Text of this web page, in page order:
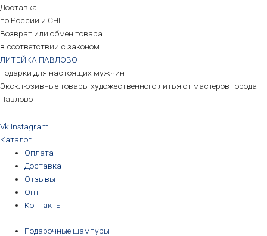
Доставка
по России и СНГ
Возврат или обмен товара
в соответствии с законом
ЛИТЕЙКА ПАВЛОВО
подарки для настоящих мужчин
Эксклюзивные товары художественного литья от мастеров города
Павлово
Vk Instagram
Каталог
Оплата
Доставка
Отзывы
Опт
Контакты
Подарочные шампуры